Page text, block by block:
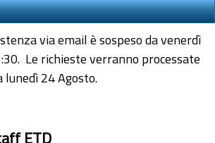
via email è sospeso da venerdì
Le richieste verranno processate
24 Agosto.
ETD